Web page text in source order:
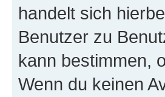
handelt sich
Benutzer zu
kann bestimmen,
Wenn du keinen